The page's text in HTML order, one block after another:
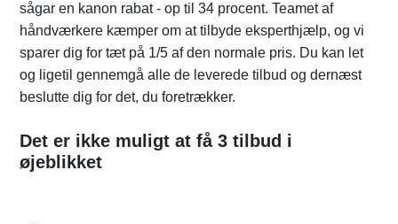
sågar en kanon rabat - op til 34 procent. Teamet af
håndværkere kæmper om at tilbyde eksperthjælp, og vi
sparer dig for tæt på 1/5 af den normale pris. Du kan let
og ligetil gennemgå alle de leverede tilbud og dernæst
beslutte dig for det, du foretrækker.
Det er ikke muligt at få 3 tilbud i
øjeblikket